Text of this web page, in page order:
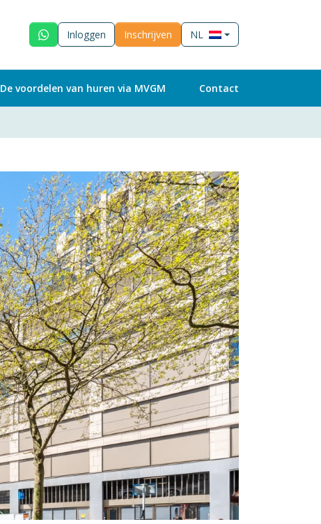
Inloggen Inschrijven NL
De voordelen van huren via MVGM Contact